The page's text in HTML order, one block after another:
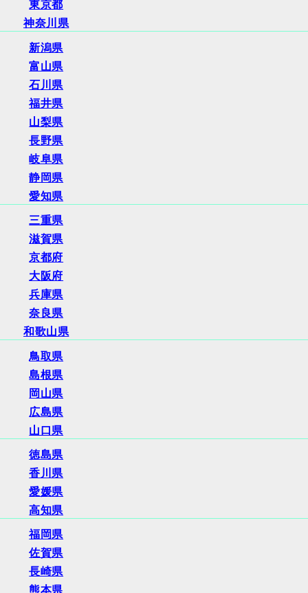
東京都
神奈川県
新潟県
富山県
石川県
福井県
山梨県
長野県
岐阜県
静岡県
愛知県
三重県
滋賀県
京都府
大阪府
兵庫県
奈良県
和歌山県
鳥取県
島根県
岡山県
広島県
山口県
徳島県
香川県
愛媛県
高知県
福岡県
佐賀県
長崎県
熊本県